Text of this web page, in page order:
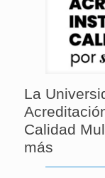
La
Calidad
más